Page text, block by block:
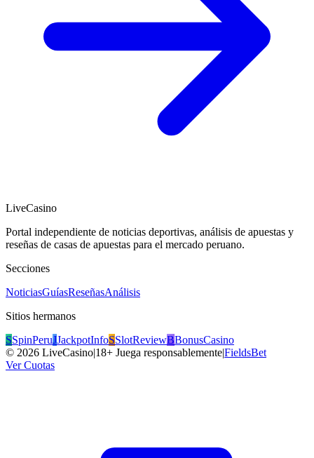
LiveCasino
Portal independiente de noticias deportivas, análisis de apuestas y
reseñas de casas de apuestas para el mercado peruano.
Secciones
NoticiasGuíasReseñasAnálisis
Sitios hermanos
SSpinPeruJJackpotInfoSSlotReviewBBonusCasino
© 2026 LiveCasino|18+ Juega responsablemente|FieldsBet
Ver Cuotas